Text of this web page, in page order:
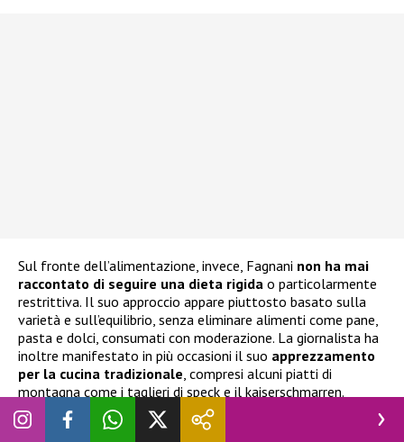
Sul fronte dell’alimentazione, invece, Fagnani non ha mai
raccontato di seguire una dieta rigida o particolarmente
restrittiva. Il suo approccio appare piuttosto basato sulla
varietà e sull’equilibrio, senza eliminare alimenti come pane,
pasta e dolci, consumati con moderazione. La giornalista ha
inoltre manifestato in più occasioni il suo apprezzamento
per la cucina tradizionale , compresi alcuni piatti di
montagna come i taglieri di speck e il kaiserschmarren.
Frutta e verdura, attenzione alla qualità degli ingredienti e
uno stile di vita attivo completano un quadro improntato